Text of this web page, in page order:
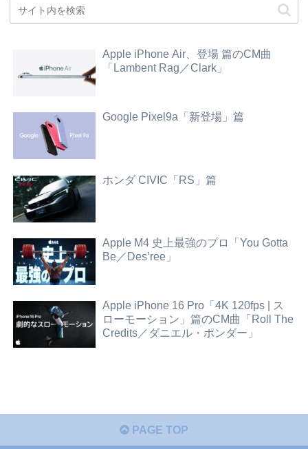
Apple iPhone Air、登場 篇のCM曲
「Lambent Rag／Clark」
Google Pixel9a「新登場」篇
ホンダ CIVIC「RS」篇
Apple M4 史上最強のプロ「You Gotta
Be／Des’ree」
Apple iPhone 16 Pro「4K 120fps | ス
ローモーション」篇のCM曲「Roll The
Credits／ダニエル・ポンダー」
PAGE TOP